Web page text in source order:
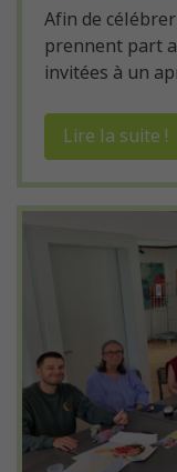
Afin de
prennent part
invitées à un
Lire la suite !